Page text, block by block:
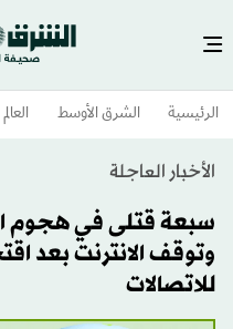
الرئيسية الشرق الأوسط​ العالم
الأخبار العاجلة
سبعة قتلى في هجوم
وتوقف الانترنت بعد
للاتصالات